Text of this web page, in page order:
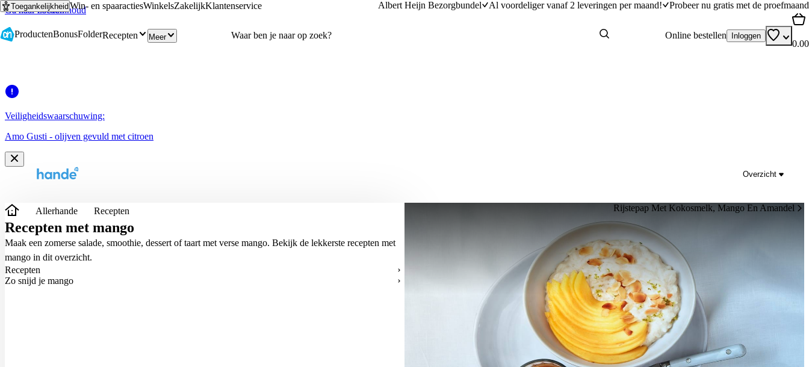
Ga naar hoofdinhoud
Ga naar zoeken
ToegankelijkheidWin- en spaaractiesWinkelsZakelijkKlantenservice Albert Heijn Bezorgbundel Al voordeliger vanaf 2 leveringen per maand! Probeer nu gratis met de proefmaand
ProductenBonusFolderRecepten Meer Online bestellen Inloggen
0.00
Veiligheidswaarschuwing:
Amo Gusti - olijven gevuld met citroen
Overzicht
Rijstepap Met Kokosmelk, Mango En Amandel
Allerhande Recepten
Recepten met mango
Maak een zomerse salade, smoothie, dessert of taart met verse mango. Bekijk de lekkerste recepten met
mango in dit overzicht.
Recepten
Zo snijd je mango